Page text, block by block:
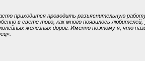
приходится проводить разъяснительную
в свете того, как много появилось
железных дорог. Именно поэтому я, что